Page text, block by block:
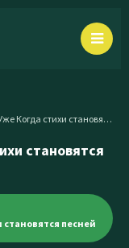
стихи становятся песней
становятся
становятся песней